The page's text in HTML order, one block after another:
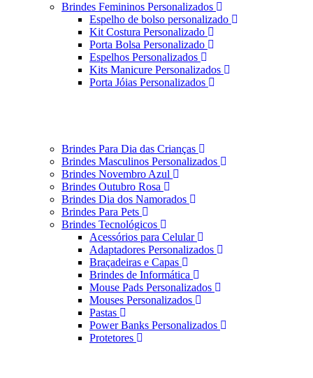
Brindes Femininos Personalizados
Espelho de bolso personalizado
Kit Costura Personalizado
Porta Bolsa Personalizado
Espelhos Personalizados
Kits Manicure Personalizados
Porta Jóias Personalizados
Brindes Para Dia das Crianças
Brindes Masculinos Personalizados
Brindes Novembro Azul
Brindes Outubro Rosa
Brindes Dia dos Namorados
Brindes Para Pets
Brindes Tecnológicos
Acessórios para Celular
Adaptadores Personalizados
Braçadeiras e Capas
Brindes de Informática
Mouse Pads Personalizados
Mouses Personalizados
Pastas
Power Banks Personalizados
Protetores